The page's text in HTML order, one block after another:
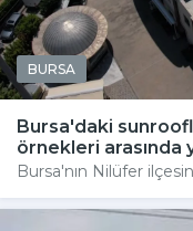
BURSA
Bursa'daki
örnekleri arasında
Bursa'nın Nilüfer